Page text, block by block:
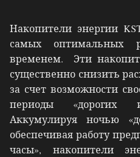
Накопители энергии
самых оптимальных
временем. Эти
существенно снизить
за счет возможности
периоды «дорогих
Аккумулируя ночью
обеспечивая работу
часы», накопители